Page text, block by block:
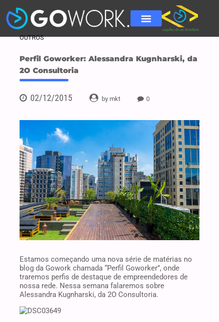
OUTROS
Perfil Goworker: Alessandra Kugnharski, da
2O Consultoria
02/12/2015 by mkt 0
Estamos começando uma nova série de matérias no
blog da Gowork chamada “Perfil Goworker”, onde
traremos perfis de destaque de empreendedores de
nossa rede. Nessa semana falaremos sobre
Alessandra Kugnharski, da 2O Consultoria.